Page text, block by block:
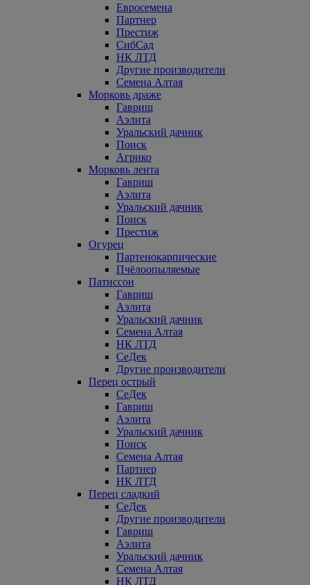
Евросемена
Партнер
Престиж
СибСад
НК ЛТД
Другие производители
Семена Алтая
Морковь драже
Гавриш
Аэлита
Уральский дачник
Поиск
Агрико
Морковь лента
Гавриш
Аэлита
Уральский дачник
Поиск
Престиж
Огурец
Партенокарпические
Пчёлоопыляемые
Патиссон
Гавриш
Аэлита
Уральский дачник
Семена Алтая
НК ЛТД
СеДек
Другие производители
Перец острый
СеДек
Гавриш
Аэлита
Уральский дачник
Поиск
Семена Алтая
Партнер
НК ЛТД
Перец сладкий
СеДек
Другие производители
Гавриш
Аэлита
Уральский дачник
Семена Алтая
НК ЛТД